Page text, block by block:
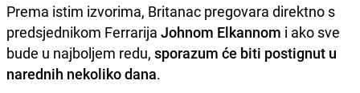
Prema istim izvorima, Britanac pregovara direktno s
predsjednikom Ferrarija Johnom Elkannom i ako sve
bude u najboljem redu, sporazum će biti postignut u
narednih nekoliko dana.